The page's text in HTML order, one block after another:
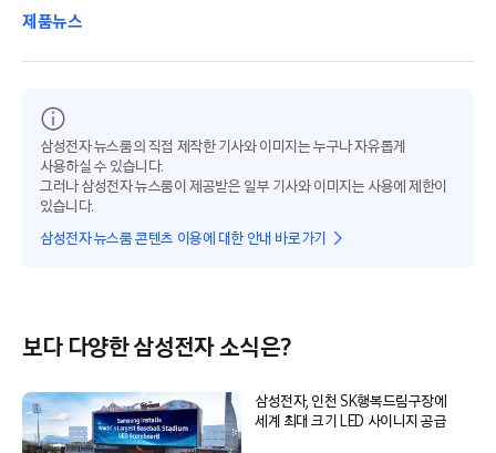
제품뉴스
삼성전자 뉴스룸의 직접 제작한 기사와 이미지는 누구나 자유롭게
사용하실 수 있습니다.
그러나 삼성전자 뉴스룸이 제공받은 일부 기사와 이미지는 사용에 제한이
있습니다.
삼성전자 뉴스룸 콘텐츠 이용에 대한 안내 바로가기
보다 다양한 삼성전자 소식은?
삼성전자, 인천 SK행복드림구장에
세계 최대 크기 LED 사이니지 공급